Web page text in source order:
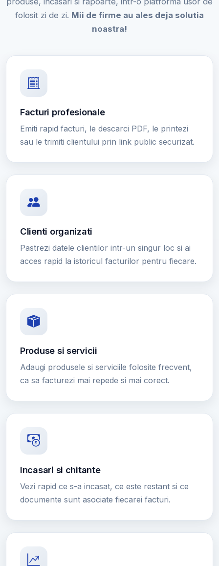
folosit zi de zi. Mii de firme au ales deja solutia
noastra!
Facturi profesionale
Emiti rapid facturi, le descarci PDF, le printezi
sau le trimiti clientului prin link public securizat.
Clienti organizati
Pastrezi datele clientilor intr-un singur loc si ai
acces rapid la istoricul facturilor pentru fiecare.
Produse si servicii
Adaugi produsele si serviciile folosite frecvent,
ca sa facturezi mai repede si mai corect.
Incasari si chitante
Vezi rapid ce s-a incasat, ce este restant si ce
documente sunt asociate fiecarei facturi.